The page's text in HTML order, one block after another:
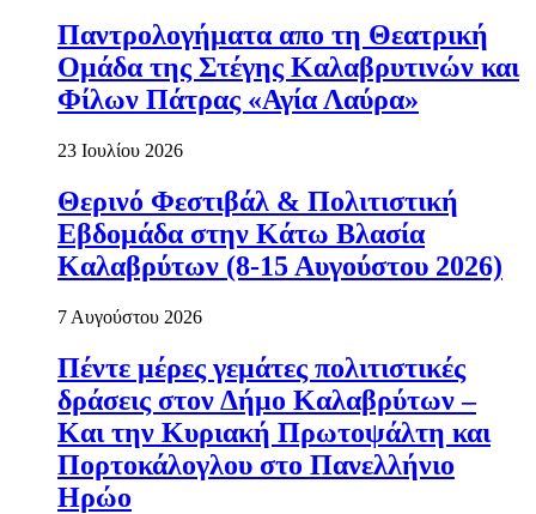
Παντρολογήματα απο τη Θεατρική
Ομάδα της Στέγης Καλαβρυτινών και
Φίλων Πάτρας «Αγία Λαύρα»
23 Ιουλίου 2026
Θερινό Φεστιβάλ & Πολιτιστική
Εβδομάδα στην Κάτω Βλασία
Καλαβρύτων (8-15 Αυγούστου 2026)
7 Αυγούστου 2026
Πέντε μέρες γεμάτες πολιτιστικές
δράσεις στον Δήμο Καλαβρύτων –
Και την Κυριακή Πρωτοψάλτη και
Πορτοκάλογλου στο Πανελλήνιο
Ηρώο